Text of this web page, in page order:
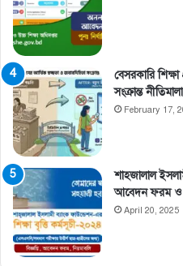
বেসরকারি
সংক্রান্ত
February 17,
শাহজালাল
আবেদন ফরম ও
April 20, 2025